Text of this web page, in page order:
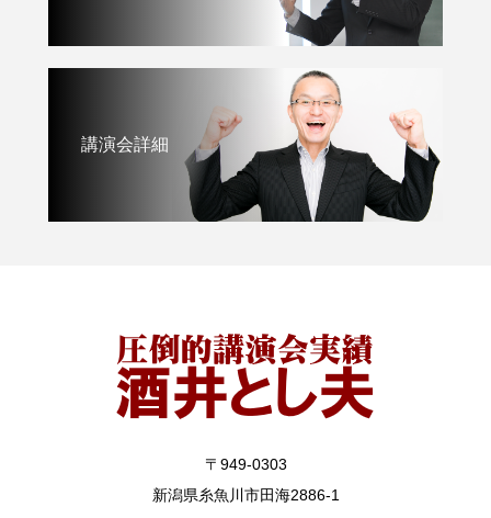
講演会詳細
〒949-0303
新潟県糸魚川市田海2886-1